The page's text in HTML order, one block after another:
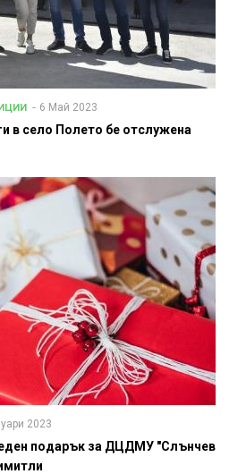
6 Май 2023
в село Полето бе отслужена
2023
подарък за ДЦДМУ "Слънчев